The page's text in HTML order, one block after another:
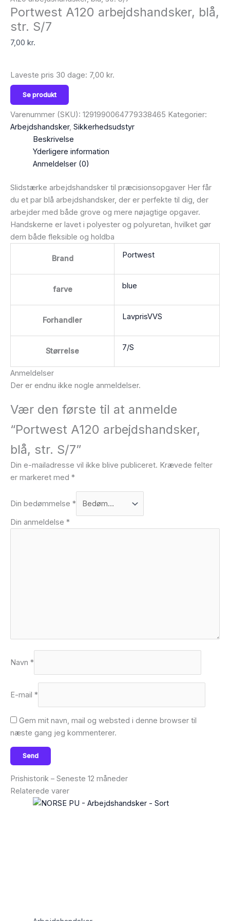
Portwest A120 arbejdshandsker, blå,
str. S/7
7,00 kr.
Laveste pris 30 dage: 7,00 kr.
Se produkt
Varenummer (SKU): 1291990064779338465 Kategorier:
Arbejdshandsker, Sikkerhedsudstyr
Beskrivelse
Yderligere information
Anmeldelser (0)
Slidstærke arbejdshandsker til præcisionsopgaver Her får
du et par blå arbejdshandsker, der er perfekte til dig, der
arbejder med både grove og mere nøjagtige opgaver.
Handskerne er lavet i polyester og polyuretan, hvilket gør
dem både fleksible og holdba
Brand Portwest
farve blue
Forhandler LavprisVVS
Størrelse 7/S
Anmeldelser
Der er endnu ikke nogle anmeldelser.
Vær den første til at anmelde
“Portwest A120 arbejdshandsker,
blå, str. S/7”
Din e-mailadresse vil ikke blive publiceret. Krævede felter
er markeret med *
Din bedømmelse *
Din anmeldelse *
Navn *
E-mail *
Gem mit navn, mail og websted i denne browser til
næste gang jeg kommenterer.
Prishistorik – Seneste 12 måneder
Relaterede varer